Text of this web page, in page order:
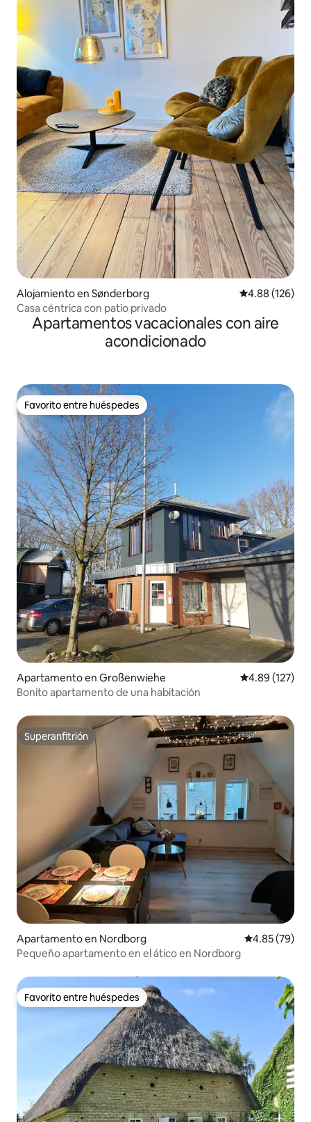
Alojamiento en Sønderborg Calificación
4.88 (126)
Casa céntrica con patio privado
Apartamentos vacacionales con aire
acondicionado
Favorito entre huéspedes
Favorito entre huéspedes
Apartamento en Großenwiehe Calificación
4.89 (127)
Bonito apartamento de una habitación
Superanfitrión
Superanfitrión
Apartamento en Nordborg Calificación
4.85 (79)
Pequeño apartamento en el ático en Nordborg
Favorito entre huéspedes
Favorito entre huéspedes